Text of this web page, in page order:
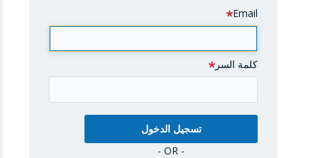
Email
كلمة السر
- OR -